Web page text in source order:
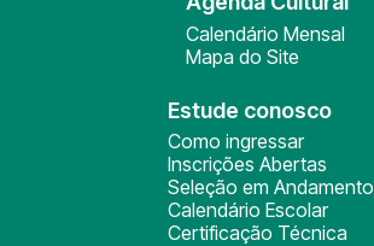
Calendário Mensal
Mapa do Site
Estude conosco
Como ingressar
Inscrições Abertas
Seleção em Andamento
Calendário Escolar
Certificação Técnica